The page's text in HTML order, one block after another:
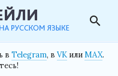
search
в Telegram, в VK илиMAX.